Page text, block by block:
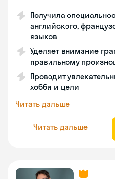
Получила
английского,
языков
Уделяет внимание
правильному
Проводит
хобби и цели
Читать дальше
Читать дальше